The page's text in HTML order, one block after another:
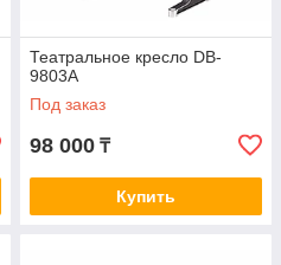
Театральное кресло DB-
9803A
Под заказ
98 000 ₸
Купить